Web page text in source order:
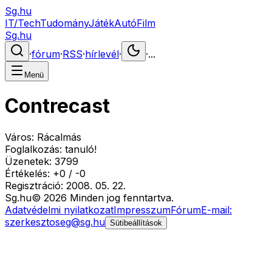
Sg.hu
IT/TechTudományJátékAutóFilm
Sg.hu
·fórum·RSS·hírlevél· ·...
Menü
Contrecast
Város: Rácalmás
Foglalkozás: tanuló!
Üzenetek: 3799
Értékelés: +0 / -0
Regisztráció: 2008. 05. 22.
Sg.hu© 2026 Minden jog fenntartva.
Adatvédelmi nyilatkozatImpresszumFórumE-mail:
szerkesztoseg@sg.hu Sütibeállítások